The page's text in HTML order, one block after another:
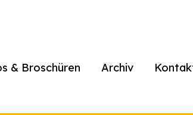
& Broschüren Archiv